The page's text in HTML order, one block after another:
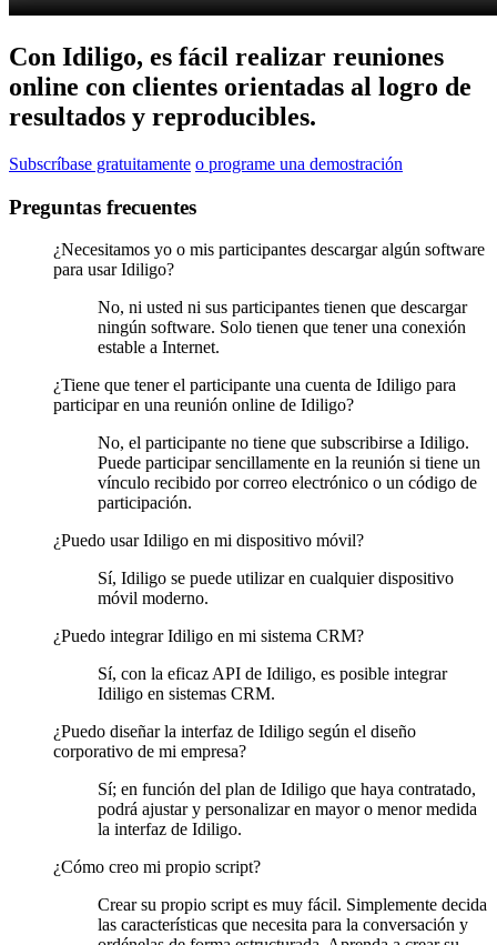
Con Idiligo, es fácil realizar reuniones
online con clientes orientadas al logro de
resultados y reproducibles.
Subscríbase gratuitamente o programe una demostración
Preguntas frecuentes
¿Necesitamos yo o mis participantes descargar algún software
para usar Idiligo?
No, ni usted ni sus participantes tienen que descargar
ningún software. Solo tienen que tener una conexión
estable a Internet.
¿Tiene que tener el participante una cuenta de Idiligo para
participar en una reunión online de Idiligo?
No, el participante no tiene que subscribirse a Idiligo.
Puede participar sencillamente en la reunión si tiene un
vínculo recibido por correo electrónico o un código de
participación.
¿Puedo usar Idiligo en mi dispositivo móvil?
Sí, Idiligo se puede utilizar en cualquier dispositivo
móvil moderno.
¿Puedo integrar Idiligo en mi sistema CRM?
Sí, con la eficaz API de Idiligo, es posible integrar
Idiligo en sistemas CRM.
¿Puedo diseñar la interfaz de Idiligo según el diseño
corporativo de mi empresa?
Sí; en función del plan de Idiligo que haya contratado,
podrá ajustar y personalizar en mayor o menor medida
la interfaz de Idiligo.
¿Cómo creo mi propio script?
Crear su propio script es muy fácil. Simplemente decida
las características que necesita para la conversación y